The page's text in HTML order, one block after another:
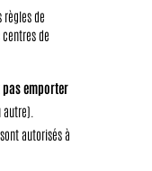
règles de
de
pas emporter
autorisés à